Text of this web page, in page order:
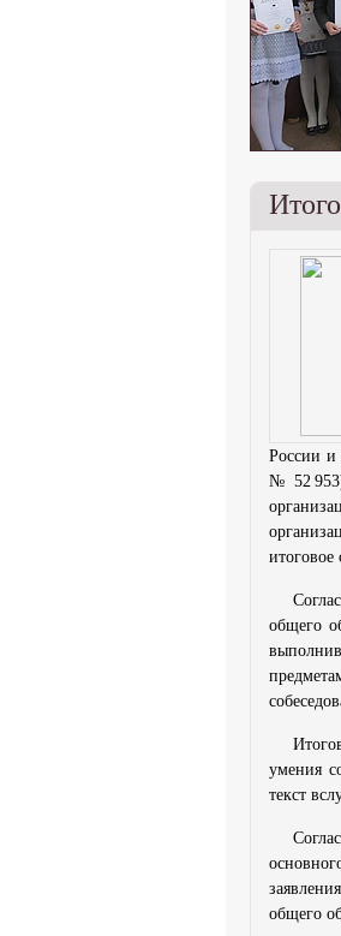
России и
№ 52
итоговое
общего
умения
текст
общего